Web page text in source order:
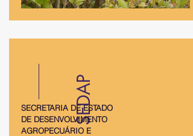
SEDAP
SECRETARIA DE ESTADO
DE DESENVOLVIMENTO
AGROPECUÁRIO E